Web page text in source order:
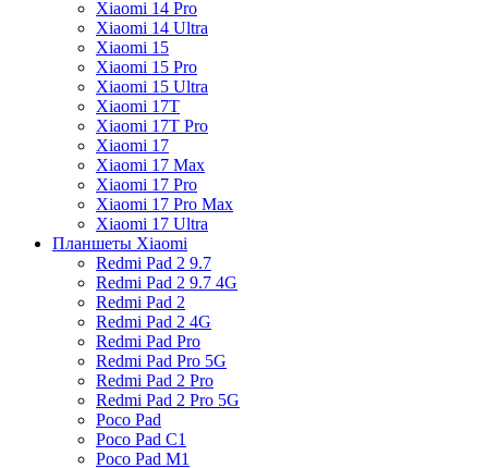
Xiaomi 14 Pro
Xiaomi 14 Ultra
Xiaomi 15
Xiaomi 15 Pro
Xiaomi 15 Ultra
Xiaomi 17T
Xiaomi 17T Pro
Xiaomi 17
Xiaomi 17 Max
Xiaomi 17 Pro
Xiaomi 17 Pro Max
Xiaomi 17 Ultra
Планшеты Xiaomi
Redmi Pad 2 9.7
Redmi Pad 2 9.7 4G
Redmi Pad 2
Redmi Pad 2 4G
Redmi Pad Pro
Redmi Pad Pro 5G
Redmi Pad 2 Pro
Redmi Pad 2 Pro 5G
Poco Pad
Poco Pad C1
Poco Pad M1